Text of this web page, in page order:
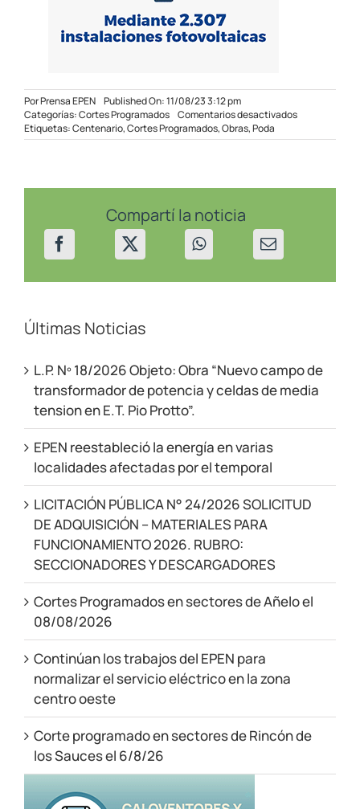
PorPrensa EPEN Published On: 11/08/23 3:12 pm
Categorías:Cortes Programados Comentarios desactivadosen
programados
Etiquetas:Centenario,Cortes Programados,Obras,Poda
Compartí la noticia
Últimas Noticias
L.P. Nº 18/2026 Objeto: Obra “Nuevo campo de
transformador de potencia y celdas de media
tension en E.T. Pio Protto”.
EPEN reestableció la energía en varias
localidades afectadas por el temporal
LICITACIÓN PÚBLICA N° 24/2026 SOLICITUD
DE ADQUISICIÓN – MATERIALES PARA
FUNCIONAMIENTO 2026. RUBRO:
SECCIONADORES Y DESCARGADORES
Cortes Programados en sectores de Añelo el
08/08/2026
Continúan los trabajos del EPEN para
normalizar el servicio eléctrico en la zona
centro oeste
Corte programado en sectores de Rincón de
los Sauces el 6/8/26